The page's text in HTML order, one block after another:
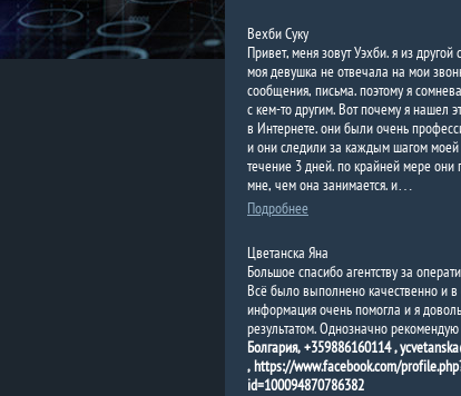
Вехби Суку
Привет, меня зовут Уэхби. я из другой
моя девушка не отвечала на мои
сообщения, письма. поэтому я
с кем-то другим. Вот почему я нашел
в Интернете. они были очень
и они следили за каждым шагом
течение 3 дней. по крайней мере они
мне, чем она занимается. и…
Подробнее
Цветанска Яна
Большое спасибо агентству за
Всё было выполнено качественно и в
информация очень помогла и я
результатом. Однозначно рекомендую
Болгария, +359886160114 ,
, https://www.facebook.com/
id=100094870786382